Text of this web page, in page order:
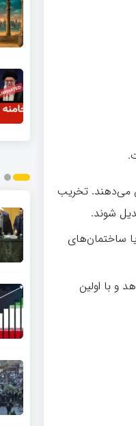
می‌دهند. تخریب
شوند.
ساختمان‌های
و با اولین